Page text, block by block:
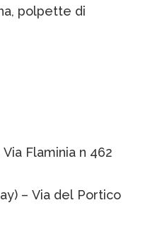
polpette di
Flaminia n 462
– Via del Portico